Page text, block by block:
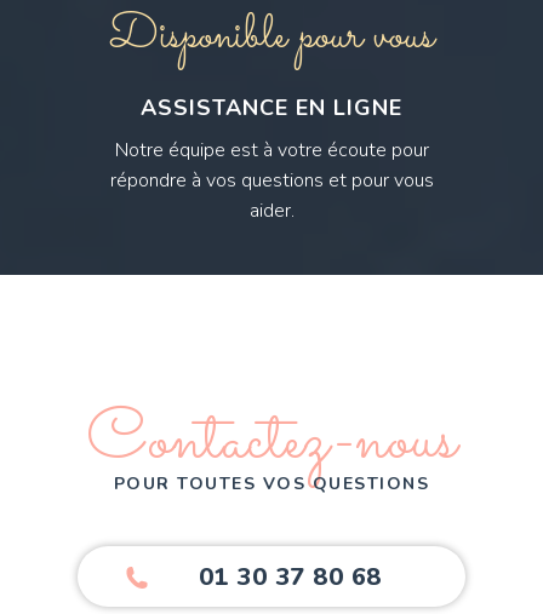
Disponible pour vous
ASSISTANCE EN LIGNE
Notre équipe est à votre écoute pour
répondre à vos questions et pour vous
aider.
Contactez-nous
POUR TOUTES VOS QUESTIONS
01 30 37 80 68